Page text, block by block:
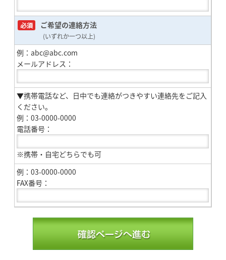
ご希望の連絡方法
(いずれか一つ以上)
例：abc@abc.com
メールアドレス：
▼携帯電話など、日中でも連絡がつきやすい連絡先をご記入
ください。
例：03-0000-0000
電話番号：
※携帯・自宅どちらでも可
例：03-0000-0000
FAX番号：